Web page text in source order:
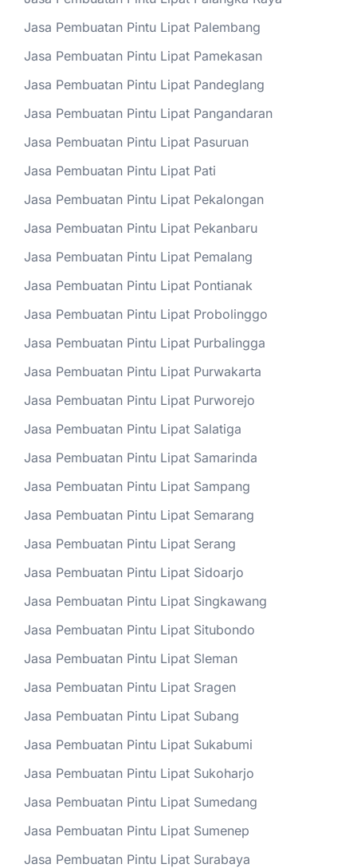
Jasa Pembuatan Pintu Lipat Palembang
Jasa Pembuatan Pintu Lipat Pamekasan
Jasa Pembuatan Pintu Lipat Pandeglang
Jasa Pembuatan Pintu Lipat Pangandaran
Jasa Pembuatan Pintu Lipat Pasuruan
Jasa Pembuatan Pintu Lipat Pati
Jasa Pembuatan Pintu Lipat Pekalongan
Jasa Pembuatan Pintu Lipat Pekanbaru
Jasa Pembuatan Pintu Lipat Pemalang
Jasa Pembuatan Pintu Lipat Pontianak
Jasa Pembuatan Pintu Lipat Probolinggo
Jasa Pembuatan Pintu Lipat Purbalingga
Jasa Pembuatan Pintu Lipat Purwakarta
Jasa Pembuatan Pintu Lipat Purworejo
Jasa Pembuatan Pintu Lipat Salatiga
Jasa Pembuatan Pintu Lipat Samarinda
Jasa Pembuatan Pintu Lipat Sampang
Jasa Pembuatan Pintu Lipat Semarang
Jasa Pembuatan Pintu Lipat Serang
Jasa Pembuatan Pintu Lipat Sidoarjo
Jasa Pembuatan Pintu Lipat Singkawang
Jasa Pembuatan Pintu Lipat Situbondo
Jasa Pembuatan Pintu Lipat Sleman
Jasa Pembuatan Pintu Lipat Sragen
Jasa Pembuatan Pintu Lipat Subang
Jasa Pembuatan Pintu Lipat Sukabumi
Jasa Pembuatan Pintu Lipat Sukoharjo
Jasa Pembuatan Pintu Lipat Sumedang
Jasa Pembuatan Pintu Lipat Sumenep
Jasa Pembuatan Pintu Lipat Surabaya